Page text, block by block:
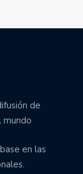
de
en las